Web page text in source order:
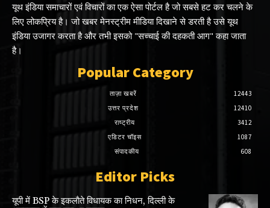
यूथ इंडिया समाचारों एवं विचारों का एक ऐसा पोर्टल है जो सबसे हट कर चलने के
लिए लोकप्रिय है। जो खबर मेनस्ट्रीम मीडिया दिखाने से डरती है उसे यूथ
इंडिया उजागर करता है और तभी इसको "सच्चाई की दहकती आग" कहा जाता
है।
Popular Category
ताज़ा खबरें
12443
उत्तर प्रदेश
12410
राष्ट्रीय
3412
एडिटर चॉइस
1087
संपादकीय
608
Editor Picks
यूपी में BSP के इकलाैते विधायक का निधन, दिल्ली के